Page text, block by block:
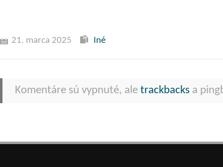
21. marca 2025 Iné
Komentáre sú vypnuté, ale trackbacks a